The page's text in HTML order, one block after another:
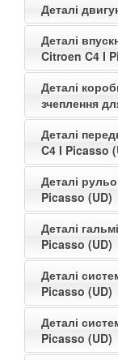
Деталі
Деталі
Citroen C4 I
Деталі
зчеплення
Деталі
C4 I Picasso
Деталі
Picasso (UD)
Деталі
Picasso (UD)
Деталі
Picasso (UD)
Деталі
Picasso (UD)